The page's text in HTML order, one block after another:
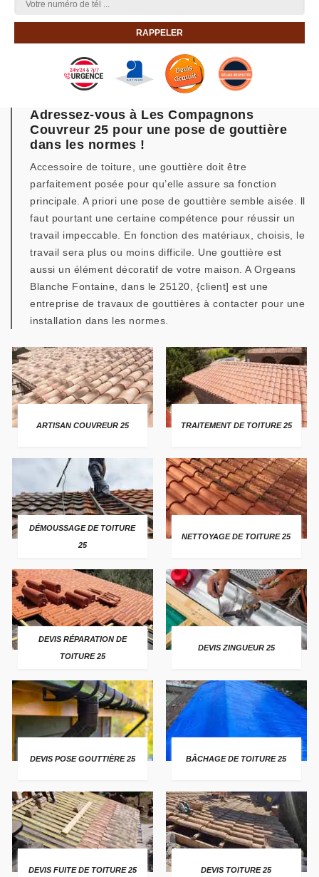
Adressez-vous à Les Compagnons
Couvreur 25 pour une pose de gouttière
dans les normes !
Accessoire de toiture, une gouttière doit être
parfaitement posée pour qu’elle assure sa fonction
principale. A priori une pose de gouttière semble aisée. ll
faut pourtant une certaine compétence pour réussir un
travail impeccable. En fonction des matériaux, choisis, le
travail sera plus ou moins difficile. Une gouttière est
aussi un élément décoratif de votre maison. A Orgeans
Blanche Fontaine, dans le 25120, {client] est une
entreprise de travaux de gouttières à contacter pour une
installation dans les normes.
ARTISAN COUVREUR 25 TRAITEMENT DE TOITURE 25
DÉMOUSSAGE DE TOITURE
25
NETTOYAGE DE TOITURE 25
DEVIS RÉPARATION DE
TOITURE 25
DEVIS ZINGUEUR 25
DEVIS POSE GOUTTIÈRE 25 BÂCHAGE DE TOITURE 25
DEVIS FUITE DE TOITURE 25 DEVIS TOITURE 25